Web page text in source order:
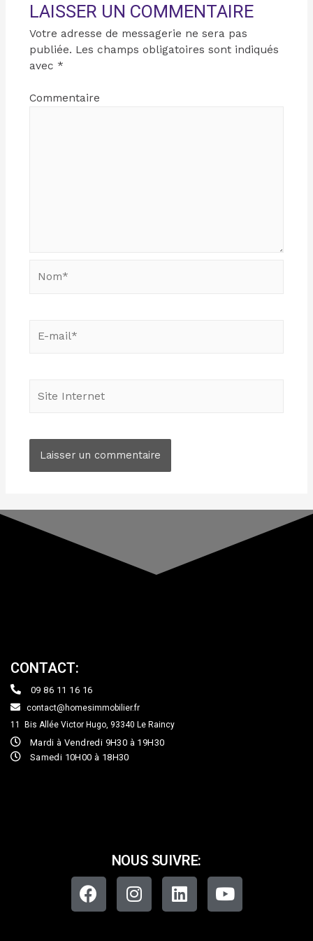
LAISSER UN COMMENTAIRE
Votre adresse de messagerie ne sera pas
publiée. Les champs obligatoires sont indiqués
avec *
Commentaire
CONTACT:
09 86 11 16 16
contact@homesimmobilier.fr
11 Bis Allée Victor Hugo, 93340 Le Raincy
Mardi à Vendredi 9H30 à 19H30
Samedi 10H00 à 18H30
NOUS SUIVRE: